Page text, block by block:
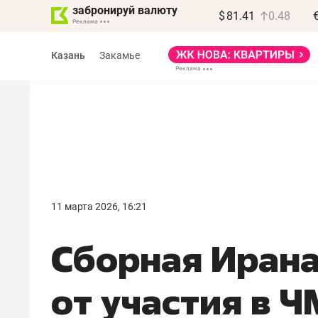
забронируй валюту $ 81.41 0.48
Казань Закамье
11 марта 2026, 16:21
Сборная
от участия в
правил, бизнес может
потерять минимум